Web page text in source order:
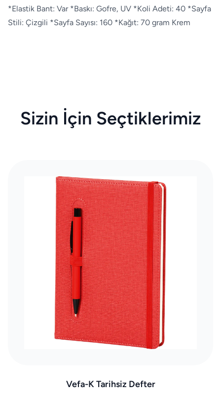
*Elastik Bant: Var *Baskı: Gofre, UV *Koli Adeti: 40 *Sayfa
Stili: Çizgili *Sayfa Sayısı: 160 *Kağıt: 70 gram Krem
Sizin İçin Seçtiklerimiz
Vefa-K Tarihsiz Defter